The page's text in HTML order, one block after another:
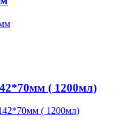
( 1200мл)